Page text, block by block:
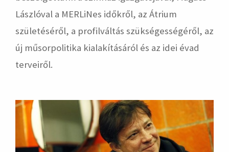
Lászlóval a MERLiNes időkről, az Átrium
születéséről, a profilváltás szükségességéről, az
új műsorpolitika kialakításáról és az idei évad
terveiről.